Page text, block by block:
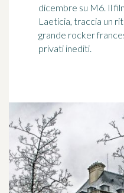
dicembre su M6. Il
Laeticia, traccia un
grande rocker
privati inediti.